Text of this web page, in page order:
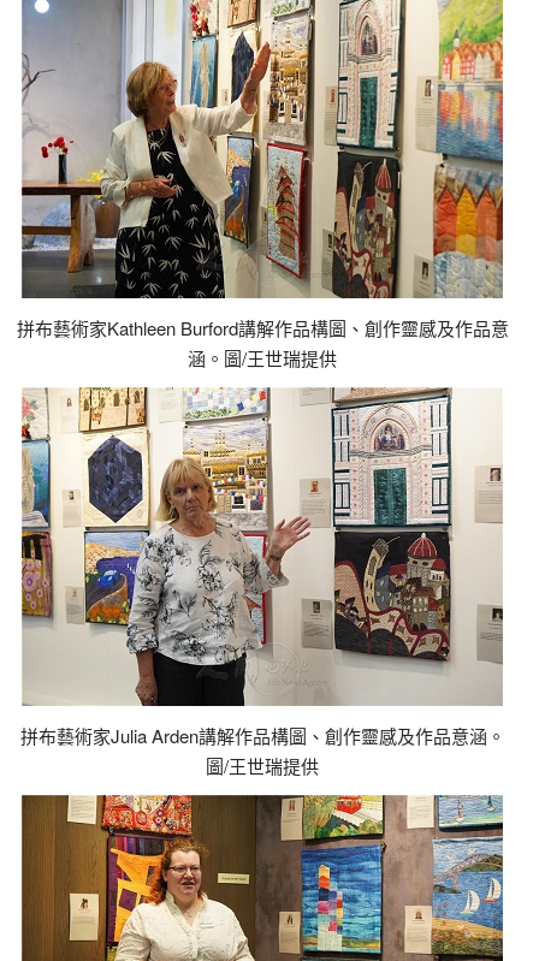
拼布藝術家Kathleen Burford講解作品構圖、創作靈感及作品意
涵。圖/王世瑞提供
拼布藝術家Julia Arden講解作品構圖、創作靈感及作品意涵。
圖/王世瑞提供